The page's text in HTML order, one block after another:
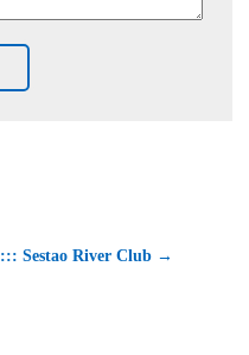
::: Sestao River Club →